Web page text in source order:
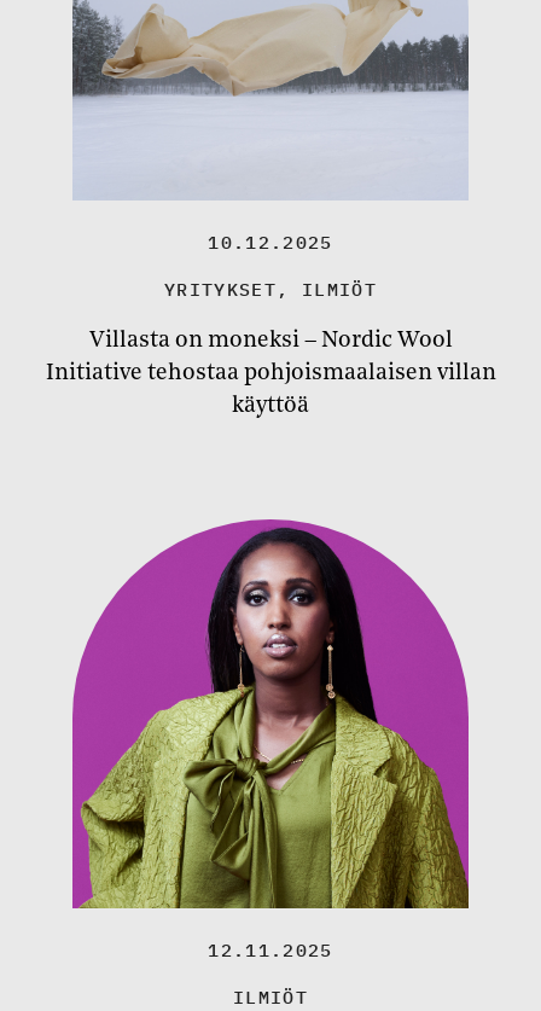
10.12.2025
YRITYKSET , ILMIÖT
Villasta on moneksi – Nordic Wool
Initiative tehostaa pohjoismaalaisen villan
käyttöä
12.11.2025
ILMIÖT